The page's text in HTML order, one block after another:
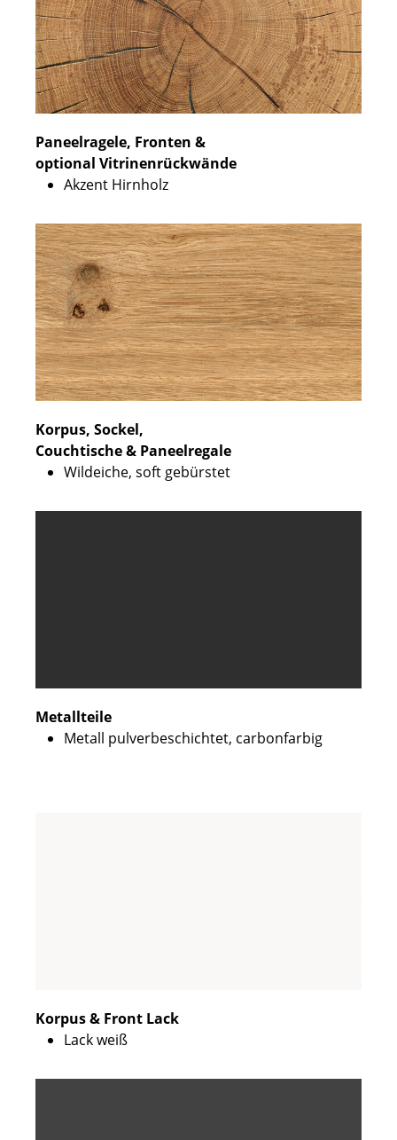
Paneelragele, Fronten &
optional Vitrinenrückwände
Akzent Hirnholz
Korpus, Sockel,
Couchtische & Paneelregale
Wildeiche, soft gebürstet
Metallteile
Metall pulverbeschichtet, carbonfarbig
Korpus & Front Lack
Lack weiß